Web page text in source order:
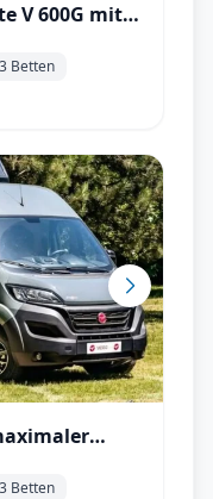
V 600G mit
3 Betten
3 Betten